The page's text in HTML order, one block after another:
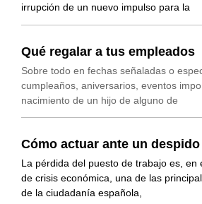
irrupción de un nuevo impulso para la
Qué regalar a tus empleados
Sobre todo en fechas señaladas o
cumpleaños, aniversarios, eventos
nacimiento de un hijo de alguno de
Cómo actuar ante un despido
La pérdida del puesto de trabajo es, en
de crisis económica, una de las
de la ciudadanía española,